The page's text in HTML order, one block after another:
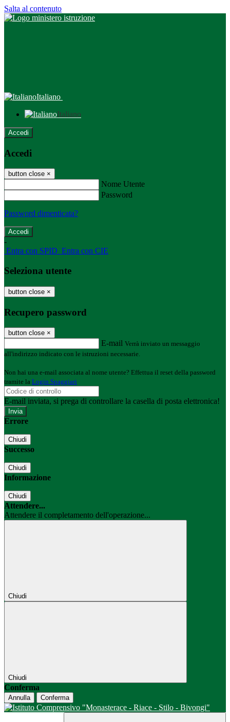
Salta al contenuto
Italiano
Italiano
Accedi
Accedi
button close ×
Nome Utente
Password
Password dimenticata?
-
Entra con SPID Entra con CIE
Seleziona utente
button close ×
Recupero password
button close ×
E-mail Verrà inviato un messaggio
all'indirizzo indicato con le istruzioni necessarie.
Non hai una e-mail associata al nome utente? Effettua il reset della password
tramite la Login Spaggiari
E-mail inviata, si prega di controllare la casella di posta elettronica!
Errore
Chiudi
Successo
Chiudi
Informazione
Chiudi
Attendere...
Attendere il completamento dell'operazione...
Chiudi
Chiudi
Conferma
Annulla Conferma